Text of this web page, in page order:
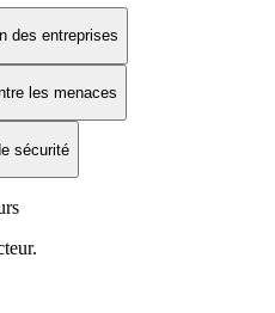
des entreprises
les menaces
sécurité